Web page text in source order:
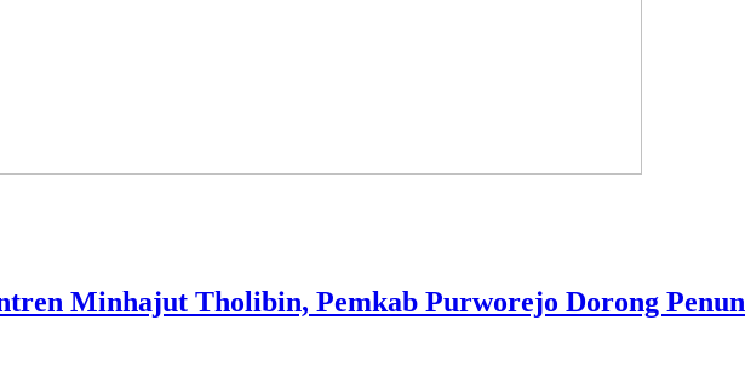
Minhajut Tholibin, Pemkab Purworejo Dorong